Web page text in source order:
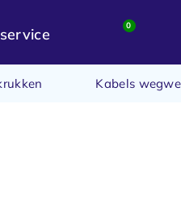
0
Kabels